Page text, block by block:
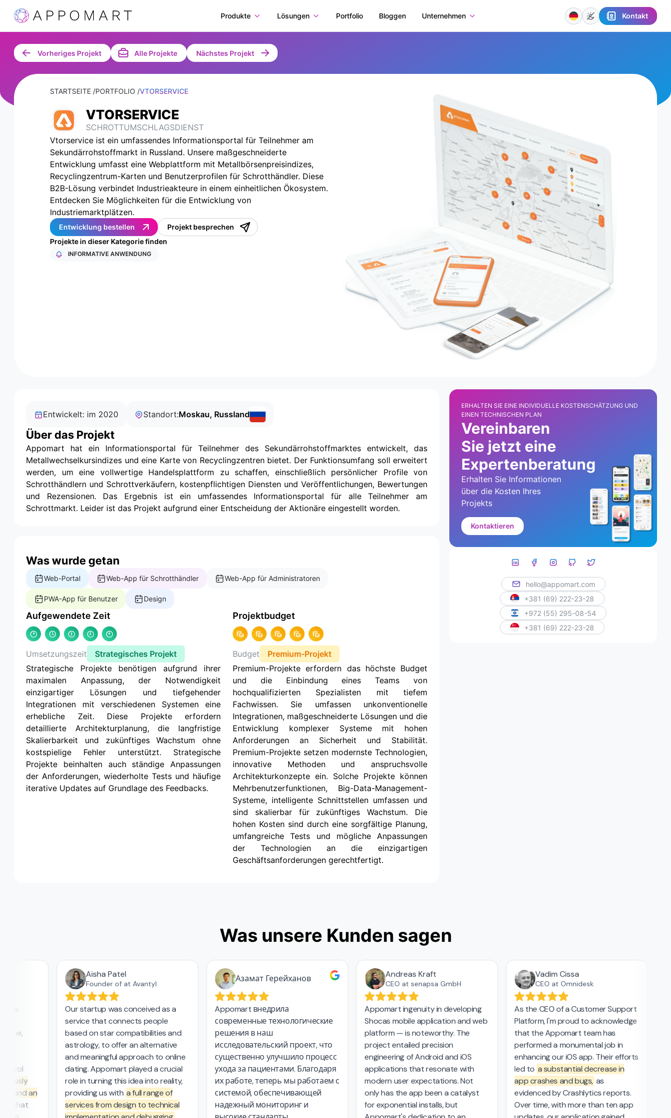
Produkte Lösungen Portfolio Bloggen Unternehmen Kontakt
Vorheriges Projekt Alle Projekte Nächstes Projekt
STARTSEITE /PORTFOLIO /VTORSERVICE
VTORSERVICE
SCHROTTUMSCHLAGSDIENST
Vtorservice ist ein umfassendes Informationsportal für Teilnehmer am
Sekundärrohstoffmarkt in Russland. Unsere maßgeschneiderte
Entwicklung umfasst eine Webplattform mit Metallbörsenpreisindizes,
Recyclingzentrum-Karten und Benutzerprofilen für Schrotthändler. Diese
B2B-Lösung verbindet Industrieakteure in einem einheitlichen Ökosystem.
Entdecken Sie Möglichkeiten für die Entwicklung von
Industriemarktplätzen.
Entwicklung bestellen
Projekt besprechen
Projekte in dieser Kategorie finden
INFORMATIVE ANWENDUNG
Entwickelt: im 2020 Standort:Moskau, Russland
Über das Projekt
Appomart hat ein Informationsportal für Teilnehmer des Sekundärrohstoffmarktes entwickelt, das
Metallwechselkursindizes und eine Karte von Recyclingzentren bietet. Der Funktionsumfang soll erweitert
werden, um eine vollwertige Handelsplattform zu schaffen, einschließlich persönlicher Profile von
Schrotthändlern und Schrottverkäufern, kostenpflichtigen Diensten und Veröffentlichungen, Bewertungen
und Rezensionen. Das Ergebnis ist ein umfassendes Informationsportal für alle Teilnehmer am
Schrottmarkt. Leider ist das Projekt aufgrund einer Entscheidung der Aktionäre eingestellt worden.
Was wurde getan
Web-Portal Web-App für Schrotthändler Web-App für Administratoren
PWA-App für Benutzer Design
Aufgewendete Zeit
Umsetzungszeit
Strategisches Projekt
Strategische Projekte benötigen aufgrund ihrer
maximalen Anpassung, der Notwendigkeit
einzigartiger Lösungen und tiefgehender
Integrationen mit verschiedenen Systemen eine
erhebliche Zeit. Diese Projekte erfordern
detaillierte Architekturplanung, die langfristige
Skalierbarkeit und zukünftiges Wachstum ohne
kostspielige Fehler unterstützt. Strategische
Projekte beinhalten auch ständige Anpassungen
der Anforderungen, wiederholte Tests und häufige
iterative Updates auf Grundlage des Feedbacks.
Projektbudget
Budget
Premium-Projekt
Premium-Projekte erfordern das höchste Budget
und die Einbindung eines Teams von
hochqualifizierten Spezialisten mit tiefem
Fachwissen. Sie umfassen unkonventionelle
Integrationen, maßgeschneiderte Lösungen und die
Entwicklung komplexer Systeme mit hohen
Anforderungen an Sicherheit und Stabilität.
Premium-Projekte setzen modernste Technologien,
innovative Methoden und anspruchsvolle
Architekturkonzepte ein. Solche Projekte können
Mehrbenutzerfunktionen, Big-Data-Management-
Systeme, intelligente Schnittstellen umfassen und
sind skalierbar für zukünftiges Wachstum. Die
hohen Kosten sind durch eine sorgfältige Planung,
umfangreiche Tests und mögliche Anpassungen
der Technologien an die einzigartigen
Geschäftsanforderungen gerechtfertigt.
ERHALTEN SIE EINE INDIVIDUELLE KOSTENSCHÄTZUNG UND
EINEN TECHNISCHEN PLAN
Vereinbaren
Sie jetzt eine
Expertenberatung
Erhalten Sie Informationen
über die Kosten Ihres
Projekts
Kontaktieren
hello@appomart.com
+381 (69) 222-23-28
+972 (55) 295-08-54
+381 (69) 222-23-28
Was unsere Kunden sagen
and an
that
Aisha Patel
Founder of at Avantyl
Our startup was conceived as a
service that connects people
based on star compatibilities and
astrology, to offer an alternative
and meaningful approach to online
dating. Appomart played a crucial
role in turning this idea into reality,
providing us witha full range of
services from design to technical
Азамат Герейханов
Appomart внедрила
современные технологические
решения в наш
исследовательский проект, что
существенно улучшило процесс
ухода за пациентами. Благодаря
их работе, теперь мы работаем с
системой, обеспечивающей
надежный мониторинг и
Andreas Kraft
CEO at senapsa GmbH
Appomart ingenuity in developing
Shocas mobile application and web
platform — is noteworthy. The
project entailed precision
engineering of Android and iOS
applications that resonate with
modern user expectations. Not
only has the app been a catalyst
for exponential installs, but
Vadim Cissa
CEO at Omnidesk
As the CEO of a Customer Support
Platform, I'm proud to acknowledge
that the Appomart team has
performed a monumental job in
enhancing our iOS app. Their efforts
led toa substantial decrease in
app crashes and bugs,as
evidenced by Crashlytics reports.
Over time, with more than ten app